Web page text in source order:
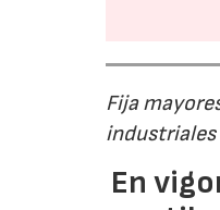
Fija
industriales
En